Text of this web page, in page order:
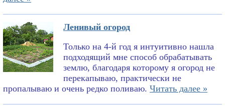
Ленивый огород
Только на 4-й год я интуитивно нашла
подходящий мне способ обрабатывать
землю, благодаря которому я огород не
перекапываю, практически не
пропалываю и очень редко поливаю. Читать далее »